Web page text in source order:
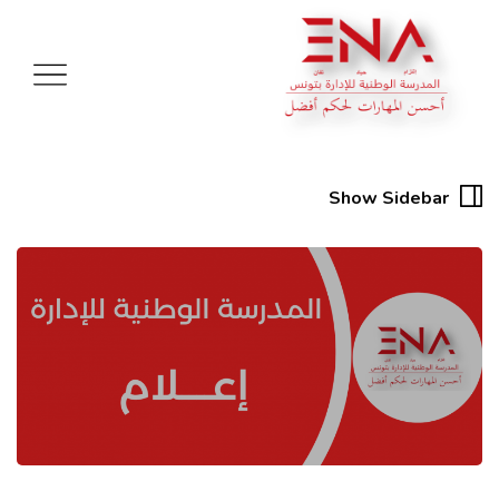
Show Sidebar